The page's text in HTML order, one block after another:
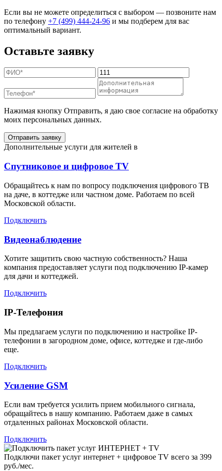
Если вы не можете определиться с выбором — позвоните нам
по телефону +7 (499) 444-24-96 и мы подберем для вас
оптимальный вариант.
Оставьте заявку
Нажимая кнопку Отправить, я даю свое согласие на обработку
моих персональных данных.
Отправить заявку
Дополнительные услуги для жителей в
Спутниковое и цифровое TV
Обращайтесь к нам по вопросу подключения цифрового ТВ
на даче, в коттедже или частном доме. Работаем по всей
Московской области.
Подключить
Видеонаблюдение
Хотите защитить свою частную собственность? Наша
компания предоставляет услуги под подключению IP-камер
для дачи и коттеджей.
Подключить
IP-Телефония
Мы предлагаем услуги по подключению и настройке IP-
телефонии в загородном доме, офисе, коттедже и где-либо
еще.
Подключить
Усиление GSM
Если вам требуется усилить прием мобильного сигнала,
обращайтесь в нашу компанию. Работаем даже в самых
отдаленных районах Московской области.
Подключить
Подключи пакет услуг интернет + цифровое TV всего за 399
руб./мес.